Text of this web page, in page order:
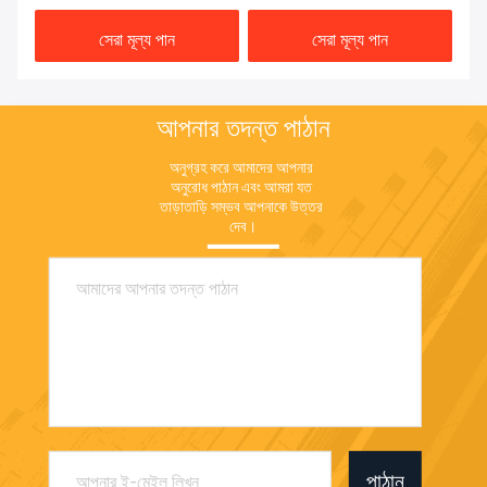
সেরা মূল্য পান সেরা মূল্য পান
আপনার তদন্ত পাঠান
অনুগ্রহ করে আমাদের আপনার
অনুরোধ পাঠান এবং আমরা যত
তাড়াতাড়ি সম্ভব আপনাকে উত্তর
দেব।
পাঠান